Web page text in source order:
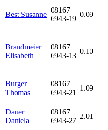
Best Susanne
08167
6943-19
0.09
Brandmeier
Elisabeth
08167
6943-13
0.10
Burger
Thomas
08167
6943-21
1.09
Dauer
Daniela
08167
6943-27
2.01